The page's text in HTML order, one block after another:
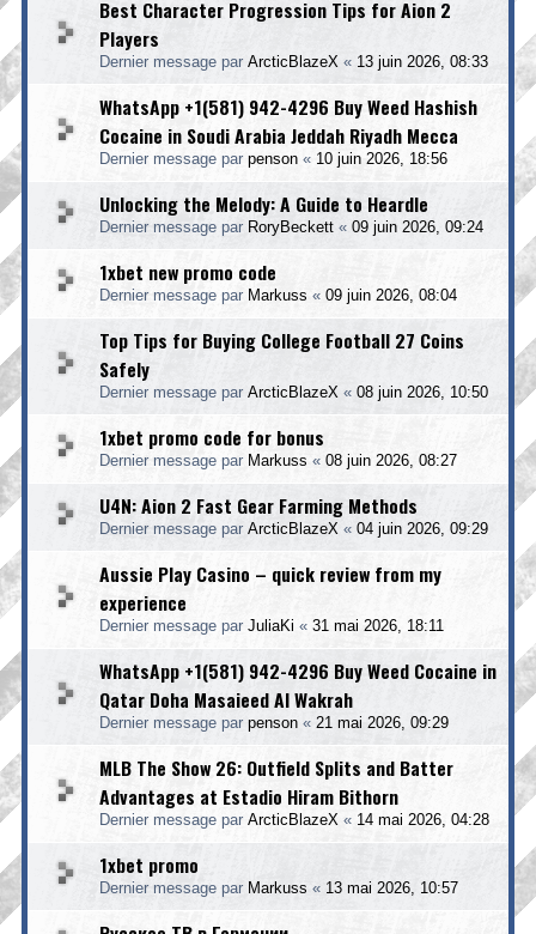
Best Character Progression Tips for Aion 2
Players
Dernier message par ArcticBlazeX « 13 juin 2026, 08:33
WhatsApp +1(581) 942-4296 Buy Weed Hashish
Cocaine in Soudi Arabia Jeddah Riyadh Mecca
Dernier message par penson « 10 juin 2026, 18:56
Unlocking the Melody: A Guide to Heardle
Dernier message par RoryBeckett « 09 juin 2026, 09:24
1xbet new promo code
Dernier message par Markuss « 09 juin 2026, 08:04
Top Tips for Buying College Football 27 Coins
Safely
Dernier message par ArcticBlazeX « 08 juin 2026, 10:50
1xbet promo code for bonus
Dernier message par Markuss « 08 juin 2026, 08:27
U4N: Aion 2 Fast Gear Farming Methods
Dernier message par ArcticBlazeX « 04 juin 2026, 09:29
Aussie Play Casino – quick review from my
experience
Dernier message par JuliaKi « 31 mai 2026, 18:11
WhatsApp +1(581) 942-4296 Buy Weed Cocaine in
Qatar Doha Masaieed Al Wakrah
Dernier message par penson « 21 mai 2026, 09:29
MLB The Show 26: Outfield Splits and Batter
Advantages at Estadio Hiram Bithorn
Dernier message par ArcticBlazeX « 14 mai 2026, 04:28
1xbet promo
Dernier message par Markuss « 13 mai 2026, 10:57